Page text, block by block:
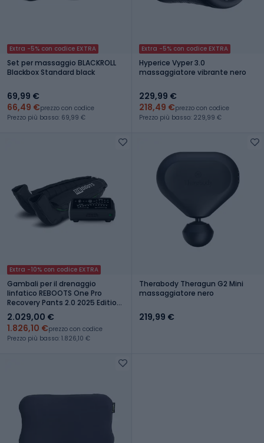
Extra -5% con codice EXTRA
Set per massaggio BLACKROLL
Blackbox Standard black
69,99 €
66,49 €prezzo con codice
Prezzo più basso: 69,99 €
Extra -5% con codice EXTRA
Hyperice Vyper 3.0
massaggiatore vibrante nero
229,99 €
218,49 €prezzo con codice
Prezzo più basso: 229,99 €
Extra -10% con codice EXTRA
Gambali per il drenaggio
linfatico REBOOTS One Pro
Recovery Pants 2.0 2025 Edition
black/white/green
2.029,00 €
1.826,10 €prezzo con codice
Prezzo più basso: 1.826,10 €
Therabody Theragun G2 Mini
massaggiatore nero
219,99 €